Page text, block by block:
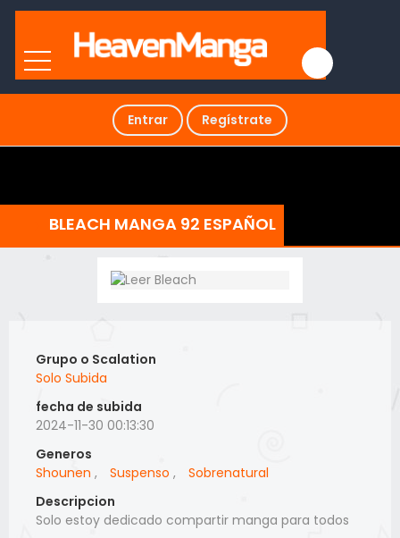
Entrar Regístrate
BLEACH MANGA 92 ESPAÑOL
Grupo o Scalation
Solo Subida
fecha de subida
2024-11-30 00:13:30
Generos
Shounen , Suspenso ,
Sobrenatural
Descripcion
Solo estoy dedicado compartir manga para todos